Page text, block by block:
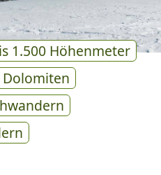
1.500 Höhenmeter
Dolomiten